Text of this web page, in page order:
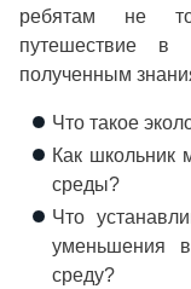
ребятам не
путешествие в
полученным
Что такое
Как школьник
среды?
Что
уменьшения
среду?